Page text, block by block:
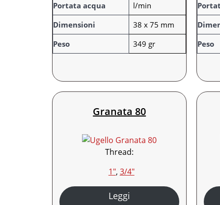
t
i
r
e
Portata acqua
l/min
Dimensioni
38 x 75 mm
Peso
349 gr
t
i
r
e
Peso
Granata 80
Thread:
1″, 3/4″
Leggi